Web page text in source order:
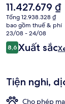
Giá
hiện
tại
là
11.427.679 ₫
11.427.679 ₫
Tổng 12.938.328 ₫
bao gồm thuế & phí
23/08 - 24/08
Nhận
xét
8,68,6 trên 10,
Xuất sắc
Tiện nghi,
Cho phép